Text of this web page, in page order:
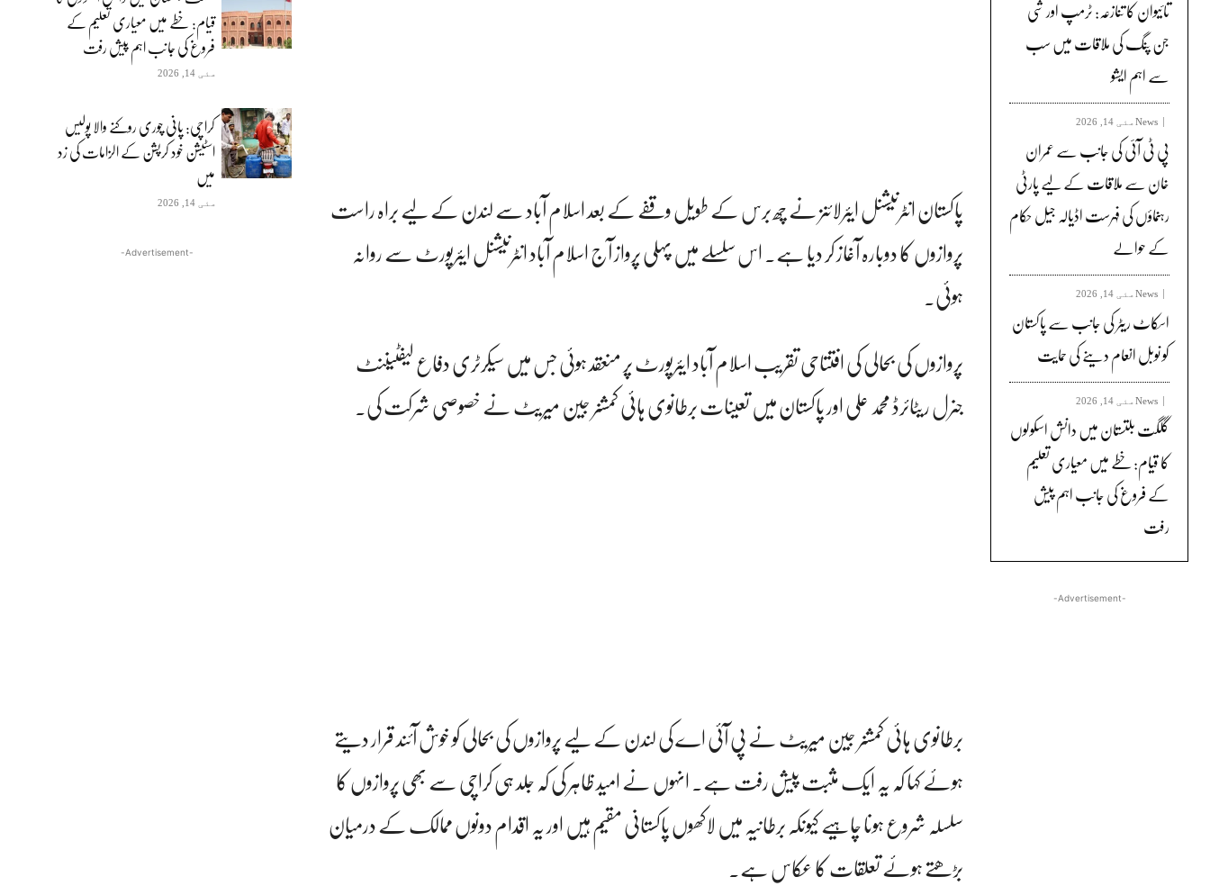
قیام: خطے میں معیاری تعلیم کے
فروغ کی جانب اہم پیش رفت
مئی 14, 2026
کراچی: پانی چوری روکنے والا پولیس
اسٹیشن خود کرپشن کے الزامات کی زد
میں
مئی 14, 2026
-Advertisement-
پاکستان انٹرنیشنل ایئرلائنز نے چھ برس کے طویل وقفے کے بعد اسلام آباد سے لندن کے لیے براہ راست
پروازوں کا دوبارہ آغاز کر دیا ہے۔ اس سلسلے میں پہلی پرواز آج اسلام آباد انٹرنیشنل ایئرپورٹ سے روانہ
ہوئی۔
پروازوں کی بحالی کی افتتاحی تقریب اسلام آباد ایئرپورٹ پر منعقد ہوئی جس میں سیکرٹری دفاع لیفٹیننٹ
جنرل ریٹائرڈ محمد علی اور پاکستان میں تعینات برطانوی ہائی کمشنر جین میریٹ نے خصوصی شرکت کی۔
برطانوی ہائی کمشنر جین میریٹ نے پی آئی اے کی لندن کے لیے پروازوں کی بحالی کو خوش آئند قرار دیتے
ہوئے کہا کہ یہ ایک مثبت پیش رفت ہے۔ انہوں نے امید ظاہر کی کہ جلد ہی کراچی سے بھی پروازوں کا
سلسلہ شروع ہونا چاہیے کیونکہ برطانیہ میں لاکھوں پاکستانی مقیم ہیں اور یہ اقدام دونوں ممالک کے درمیان
بڑھتے ہوئے تعلقات کا عکاس ہے۔
تائیوان کا تنازعہ: ٹرمپ اور شی
جن پنگ کی ملاقات میں سب
سے اہم ایشو
News مئی 14, 2026
پی ٹی آئی کی جانب سے عمران
خان سے ملاقات کے لیے پارٹی
رہنماؤں کی فہرست اڈیالہ جیل حکام
کے حوالے
News مئی 14, 2026
اسکاٹ ریٹر کی جانب سے پاکستان
کو نوبل انعام دینے کی حمایت
News مئی 14, 2026
گلگت بلتستان میں دانش اسکولوں
کا قیام: خطے میں معیاری تعلیم
کے فروغ کی جانب اہم پیش
رفت
-Advertisement-